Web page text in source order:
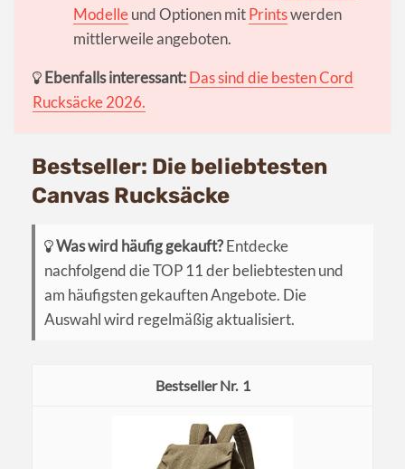
Modelleund Optionen mitPrintswerden
mittlerweile angeboten.
Ebenfalls interessant:Das sind die besten Cord
Rucksäcke 2026.
Bestseller: Die beliebtesten
Canvas Rucksäcke
Was wird häufig gekauft?Entdecke
nachfolgend die TOP 11 der beliebtesten und
am häufigsten gekauften Angebote. Die
Auswahl wird regelmäßig aktualisiert.
1